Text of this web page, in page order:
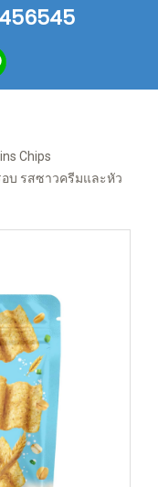
Chips
บ รสซาวครีมและหัว